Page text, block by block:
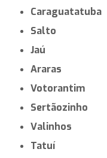
Caraguatatuba
Salto
Jaú
Araras
Votorantim
Sertãozinho
Valinhos
Tatuí